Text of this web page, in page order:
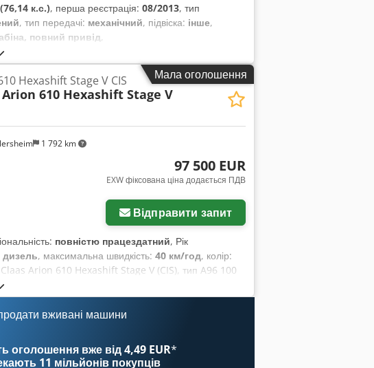
к.с.), перша реєстрація: 08/2013, тип
, тип передачі: механічний, підвіска: інше,
повний привід,
Мала оголошення
1 792 km
Hexashift Stage V CIS
Arion 610 Hexashift Stage V
97 500 EUR
EXW фіксована ціна додається ПДВ
Відправити запит
повністю працездатний, Рік
дизель, максимальна швидкість: 40 км/год, колір:
Claas Arion 610 Hexashift Stage V (CIS), тип A96 100
у відмінному стані, майже як новий, з дуже
до роботи без додаткових інвестицій. Він
що відповідає екологічним стандартам Stage V
Номінальна потужність: 135 к.с. Потужність
трансмісією Hexashift 24/24 (без понижувальних
перемиканням передач під
вживані машини
оголошення вже від 4,49 EUR*
11 мільйонів покупців